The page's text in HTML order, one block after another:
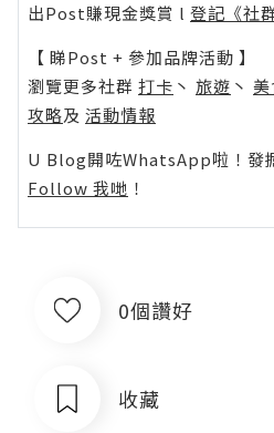
出Post賺現金獎賞 l 登記《社
【 睇Post + 參加品牌活動 】
瀏覽更多社群 打卡 丶 旅遊 丶
攻略及 活動情報
U Blog開咗WhatsApp啦！發
Follow 我哋 ！
0個讚好
收藏